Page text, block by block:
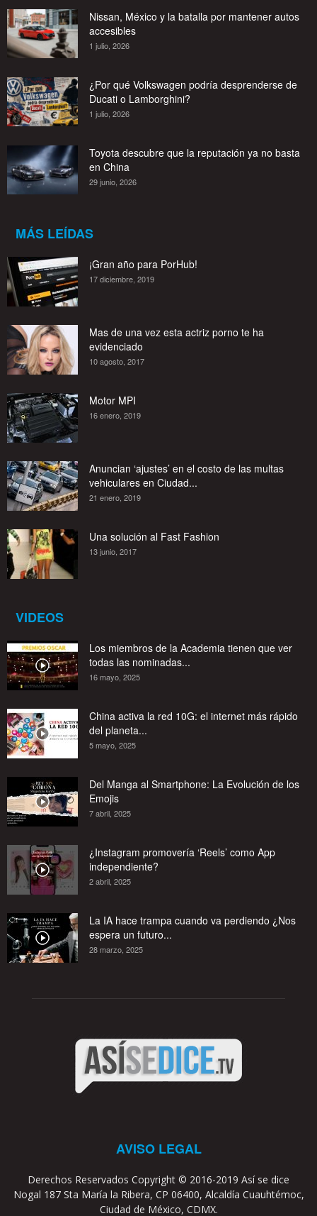
Nissan, México y la batalla por mantener autos
accesibles
1 julio, 2026
¿Por qué Volkswagen podría desprenderse de
Ducati o Lamborghini?
1 julio, 2026
Toyota descubre que la reputación ya no basta
en China
29 junio, 2026
MÁS LEÍDAS
¡Gran año para PorHub!
17 diciembre, 2019
Mas de una vez esta actriz porno te ha
evidenciado
10 agosto, 2017
Motor MPI
16 enero, 2019
Anuncian ‘ajustes’ en el costo de las multas
vehiculares en Ciudad...
21 enero, 2019
Una solución al Fast Fashion
13 junio, 2017
VIDEOS
Los miembros de la Academia tienen que ver
todas las nominadas...
16 mayo, 2025
China activa la red 10G: el internet más rápido
del planeta...
5 mayo, 2025
Del Manga al Smartphone: La Evolución de los
Emojis
7 abril, 2025
¿Instagram promovería ‘Reels’ como App
independiente?
2 abril, 2025
La IA hace trampa cuando va perdiendo ¿Nos
espera un futuro...
28 marzo, 2025
AVISO LEGAL
Derechos Reservados Copyright © 2016-2019 Así se dice
Nogal 187 Sta María la Ribera, CP 06400, Alcaldía Cuauhtémoc,
Ciudad de México, CDMX.